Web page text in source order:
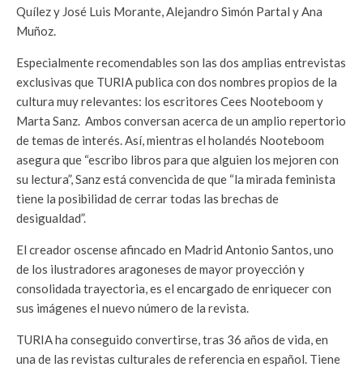
Quílez y José Luis Morante, Alejandro Simón Partal y Ana
Muñoz.
Especialmente recomendables son las dos amplias entrevistas
exclusivas que TURIA publica con dos nombres propios de la
cultura muy relevantes: los escritores Cees Nooteboom y
Marta Sanz. Ambos conversan acerca de un amplio repertorio
de temas de interés. Así, mientras el holandés Nooteboom
asegura que “escribo libros para que alguien los mejoren con
su lectura”, Sanz está convencida de que “la mirada feminista
tiene la posibilidad de cerrar todas las brechas de
desigualdad”.
El creador oscense afincado en Madrid Antonio Santos, uno
de los ilustradores aragoneses de mayor proyección y
consolidada trayectoria, es el encargado de enriquecer con
sus imágenes el nuevo número de la revista.
TURIA ha conseguido convertirse, tras 36 años de vida, en
una de las revistas culturales de referencia en español. Tiene